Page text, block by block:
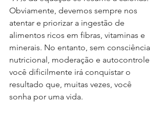
Obviamente, devemos sempre nos
atentar e priorizar a ingestão de
alimentos ricos em fibras, vitaminas e
minerais. No entanto, sem consciência
nutricional, moderação e autocontrole
você dificilmente irá conquistar o
resultado que, muitas vezes, você
sonha por uma vida.